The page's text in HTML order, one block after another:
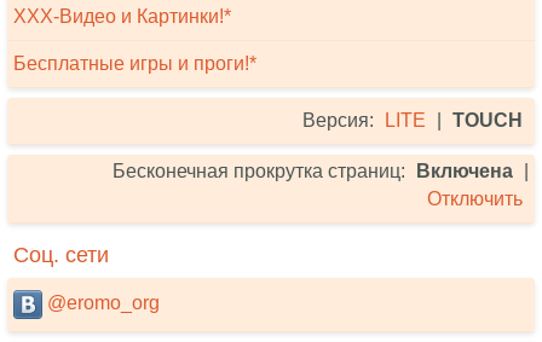
XXX-Видео и Картинки!*
Бесплатные игры и проги!*
Версия: LITE TOUCH
Бесконечная прокрутка страниц: Включена
Отключить
Соц. сети
@eromo_org